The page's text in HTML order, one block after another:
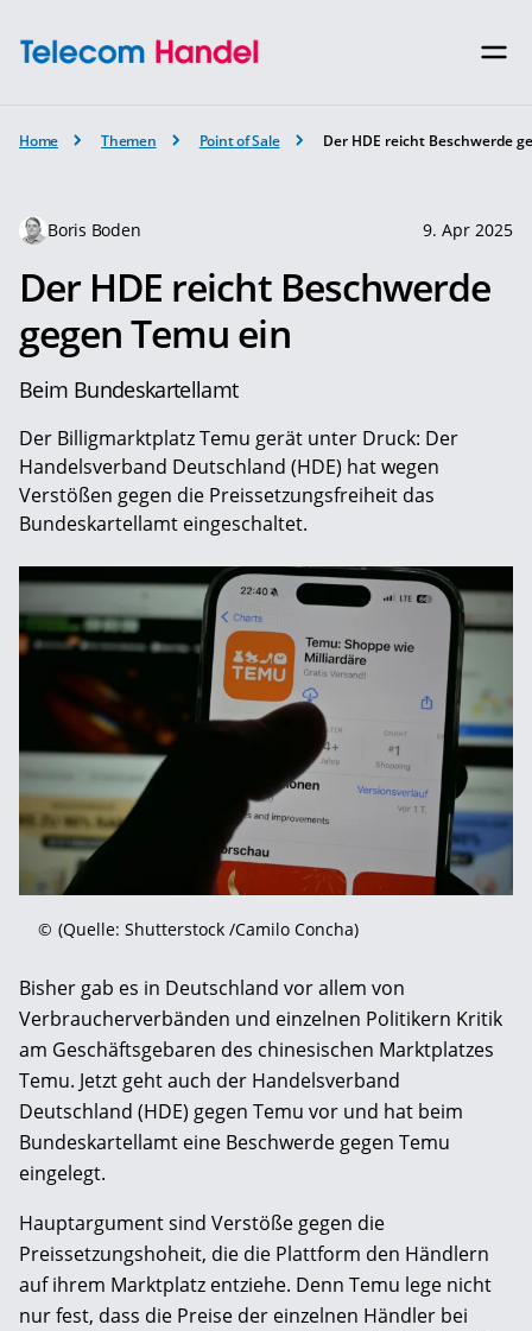
Home Themen Point of Sale Der HDE reicht Beschwerde
Boris Boden 9. Apr 2025
Der HDE reicht Beschwerde
gegen Temu ein
Beim Bundeskartellamt
Der Billigmarktplatz Temu gerät unter Druck: Der
Handelsverband Deutschland (HDE) hat wegen
Verstößen gegen die Preissetzungsfreiheit das
Bundeskartellamt eingeschaltet.
© (Quelle: Shutterstock /Camilo Concha)
Bisher gab es in Deutschland vor allem von
Verbraucherverbänden und einzelnen Politikern Kritik
am Geschäftsgebaren des chinesischen Marktplatzes
Temu. Jetzt geht auch der Handelsverband
Deutschland (HDE) gegen Temu vor und hat beim
Bundeskartellamt eine Beschwerde gegen Temu
eingelegt.
Hauptargument sind Verstöße gegen die
Preissetzungshoheit, die die Plattform den Händlern
auf ihrem Marktplatz entziehe. Denn Temu lege nicht
nur fest, dass die Preise der einzelnen Händler bei